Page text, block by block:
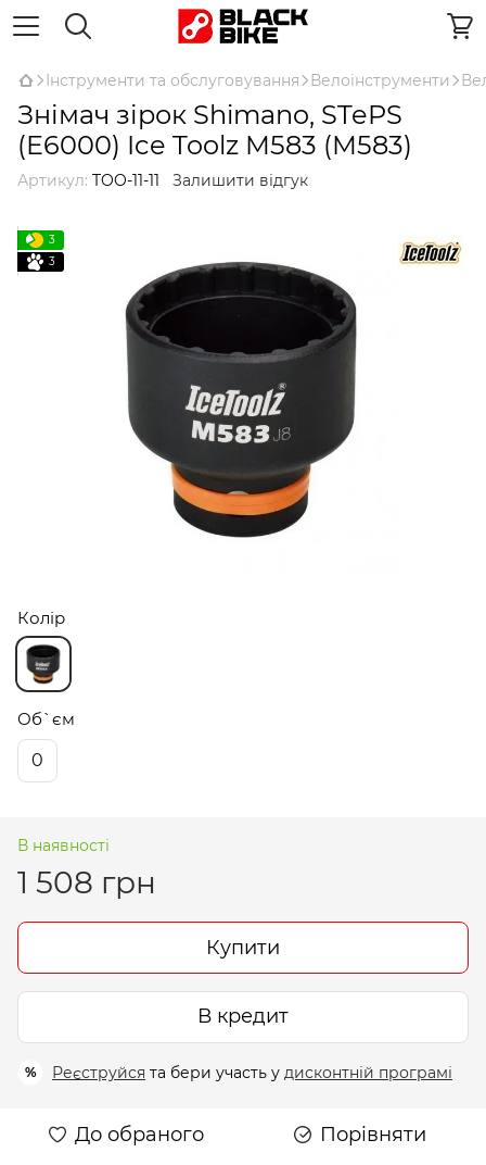
Інструменти та обслуговування Велоінструменти
Знімач зірок Shimano, STePS
(E6000) Ice Toolz M583 (M583)
Артикул: TOO-11-11 Залишити відгук
3
3
Колір
Об`єм
0
В наявності
1 508 грн
Купити
В кредит
% Реєструйся та бери участь у дисконтній програмі
До обраного Порівняти